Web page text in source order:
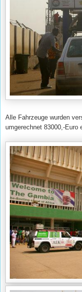
Alle Fahrzeuge wurden
umgerechnet 83000,-Euro